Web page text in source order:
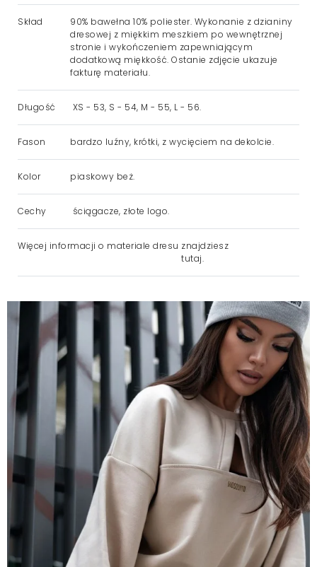
Skład
90% bawełna 10% poliester. Wykonanie z dzianiny
dresowej z miękkim meszkiem po wewnętrznej
stronie i wykończeniem zapewniającym
dodatkową miękkość. Ostanie zdjęcie ukazuje
fakturę materiału.
Długość XS - 53, S - 54, M - 55, L - 56.
Fason bardzo luźny, krótki, z wycięciem na dekolcie.
Kolor piaskowy beż.
Cechy ściągacze, złote logo.
Więcej informacji o materiale dresu znajdziesz
tutaj.